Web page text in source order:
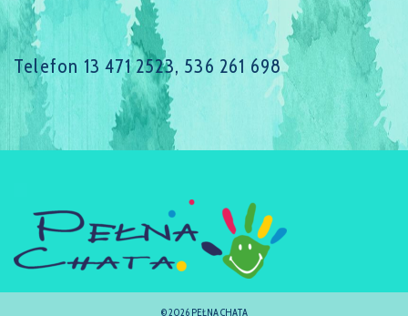
Telefon 13 471 2523, 536 261 698
© 2026 PEŁNA CHATA